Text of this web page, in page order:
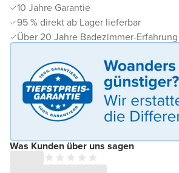
10 Jahre Garantie
95 % direkt ab Lager lieferbar
Über 20 Jahre Badezimmer-Erfahrung
Was Kunden über uns sagen